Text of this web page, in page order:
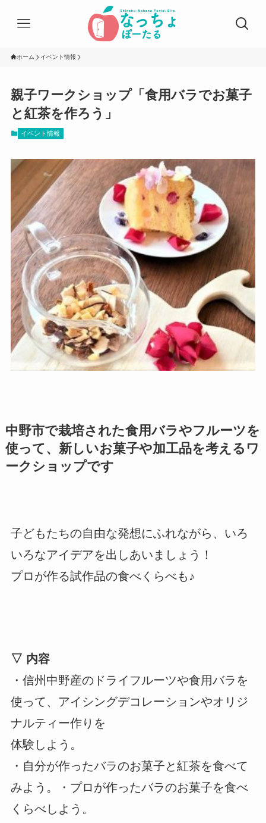
ホーム イベント情報
親子ワークショップ「食用バラでお菓子
と紅茶を作ろう」
イベント情報
中野市で栽培された食用バラやフルーツを
使って、新しいお菓子や加工品を考えるワ
ークショップです
子どもたちの自由な発想にふれながら、いろ
いろなアイデアを出しあいましょう！
プロが作る試作品の食べくらべも♪
▽ 内容
・信州中野産のドライフルーツや食用バラを
使って、アイシングデコレーションやオリジ
ナルティー作りを
体験しよう。
・自分が作ったバラのお菓子と紅茶を食べて
みよう。・プロが作ったバラのお菓子を食べ
くらべしよう。